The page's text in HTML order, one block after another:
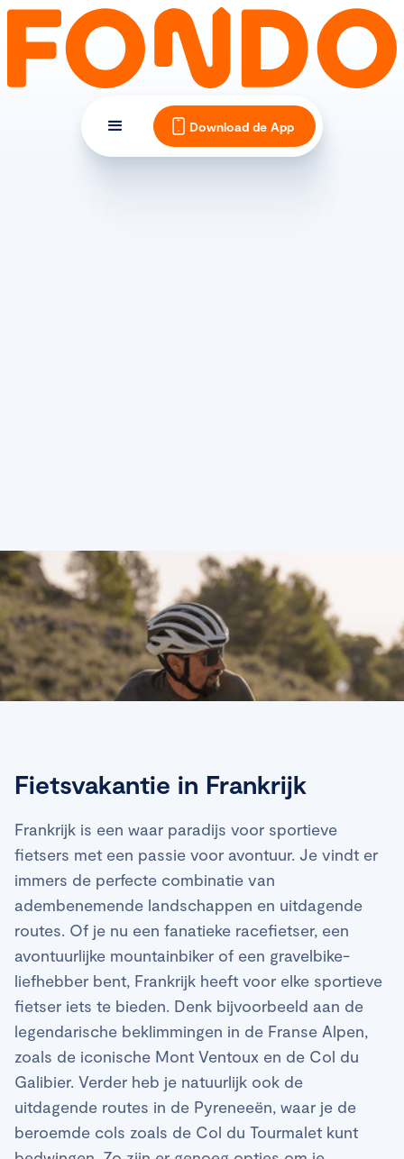
Download de App
Fietsvakantie in Frankrijk
Frankrijk is een waar paradijs voor sportieve
fietsers met een passie voor avontuur. Je vindt er
immers de perfecte combinatie van
adembenemende landschappen en uitdagende
routes. Of je nu een fanatieke racefietser, een
avontuurlijke mountainbiker of een gravelbike-
liefhebber bent, Frankrijk heeft voor elke sportieve
fietser iets te bieden. Denk bijvoorbeeld aan de
legendarische beklimmingen in de Franse Alpen,
zoals de iconische Mont Ventoux en de Col du
Galibier. Verder heb je natuurlijk ook de
uitdagende routes in de Pyreneeën, waar je de
beroemde cols zoals de Col du Tourmalet kunt